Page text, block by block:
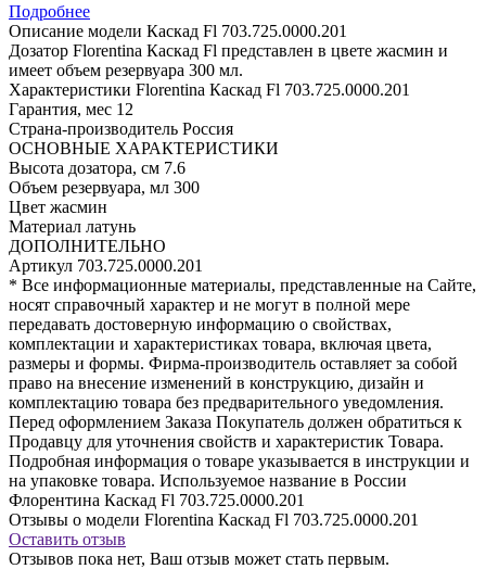
Подробнее
Описание модели Каскад Fl 703.725.0000.201
Дозатор Florentina Каскад Fl представлен в цвете жасмин и
имеет объем резервуара 300 мл.
Характеристики Florentina Каскад Fl 703.725.0000.201
Гарантия, мес 12
Страна-производитель Россия
ОСНОВНЫЕ ХАРАКТЕРИСТИКИ
Высота дозатора, см 7.6
Объем резервуара, мл 300
Цвет жасмин
Материал латунь
ДОПОЛНИТЕЛЬНО
Артикул 703.725.0000.201
* Все информационные материалы, представленные на Сайте,
носят справочный характер и не могут в полной мере
передавать достоверную информацию о свойствах,
комплектации и характеристиках товара, включая цвета,
размеры и формы. Фирма-производитель оставляет за собой
право на внесение изменений в конструкцию, дизайн и
комплектацию товара без предварительного уведомления.
Перед оформлением Заказа Покупатель должен обратиться к
Продавцу для уточнения свойств и характеристик Товара.
Подробная информация о товаре указывается в инструкции и
на упаковке товара. Используемое название в России
Флорентина Каскад Fl 703.725.0000.201
Отзывы о модели Florentina Каскад Fl 703.725.0000.201
Оставить отзыв
Отзывов пока нет, Ваш отзыв может стать первым.